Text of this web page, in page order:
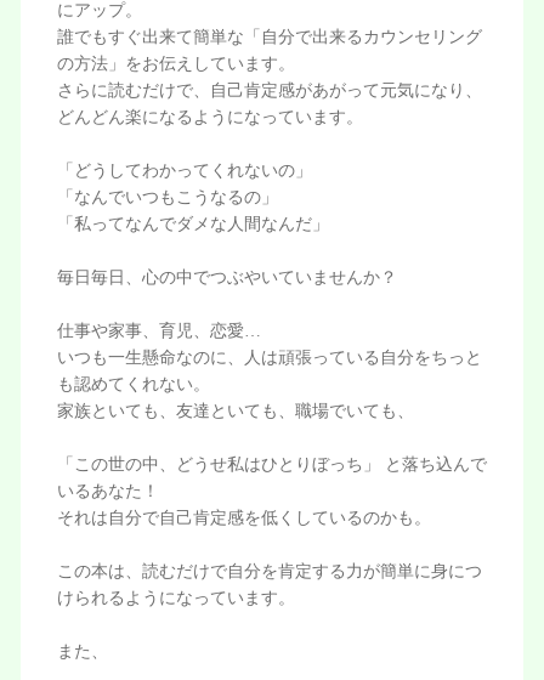
にアップ。
誰でもすぐ出来て簡単な「自分で出来るカウンセリング
の方法」をお伝えしています。
さらに読むだけで、自己肯定感があがって元気になり、
どんどん楽になるようになっています。
「どうしてわかってくれないの」
「なんでいつもこうなるの」
「私ってなんでダメな人間なんだ」
毎日毎日、心の中でつぶやいていませんか？
仕事や家事、育児、恋愛…
いつも一生懸命なのに、人は頑張っている自分をちっと
も認めてくれない。
家族といても、友達といても、職場でいても、
「この世の中、どうせ私はひとりぼっち」 と落ち込んで
いるあなた！
それは自分で自己肯定感を低くしているのかも。
この本は、読むだけで自分を肯定する力が簡単に身につ
けられるようになっています。
また、